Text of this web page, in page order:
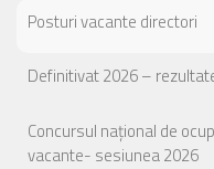
Posturi vacante directori
Definitivat 2026 –
Concursul național de
vacante- sesiunea 2026